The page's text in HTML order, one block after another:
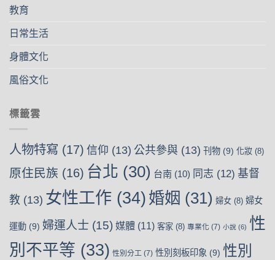
教育
日常生活
身體文化
風俗文化
標籤雲
人物特寫 (17) 信仰 (13) 公共參與 (13) 刊物 (9) 化妝 (8)
原住民族 (16) 台北 (30) 台南 (10) 同志 (12) 基督
教 (13) 女性工作 (34) 婚姻 (31) 婦女 (8) 婦女
運動 (9) 婦運人士 (15) 媒體 (11) 客家 (8) 專業化 (7) 小說 (6) 性
別不平等 (33) 性別分工 (7) 性別刻板印象 (9) 性別